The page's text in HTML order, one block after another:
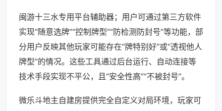
闽游十三水专用平台辅助器；用户可通过第三方软件
实现“随意选牌”“控制牌型”“防检测防封号”等功能，部
分用户反映其他玩家可能存在“牌特别好”或“透视他人
牌型”的情况。这些工具通过后台运行、自动连接等
技术手段实现不平公，且“安全性高”“不被封号”。
微乐斗地主自建房提供完全自定义对局环境，玩家可